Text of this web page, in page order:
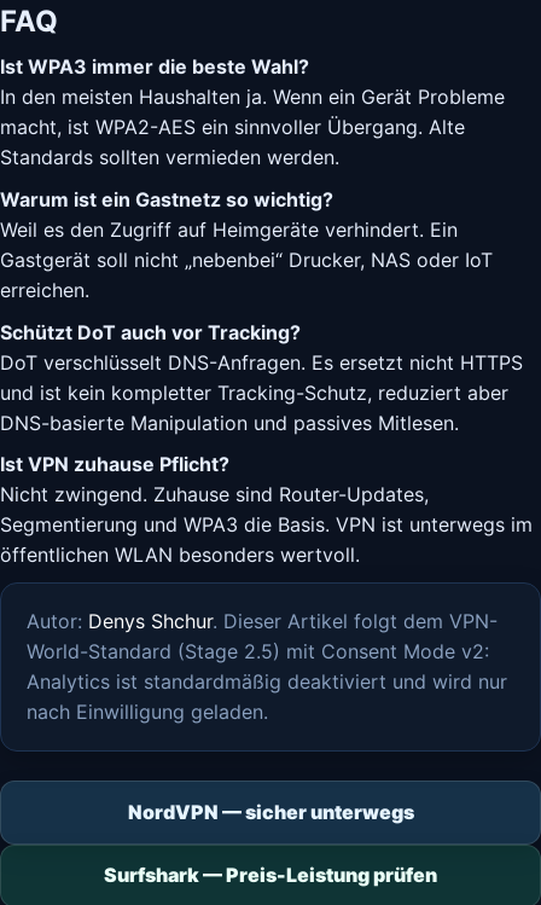
FAQ
Ist WPA3 immer die beste Wahl?
In den meisten Haushalten ja. Wenn ein Gerät Probleme
macht, ist WPA2-AES ein sinnvoller Übergang. Alte
Standards sollten vermieden werden.
Warum ist ein Gastnetz so wichtig?
Weil es den Zugriff auf Heimgeräte verhindert. Ein
Gastgerät soll nicht „nebenbei“ Drucker, NAS oder IoT
erreichen.
Schützt DoT auch vor Tracking?
DoT verschlüsselt DNS-Anfragen. Es ersetzt nicht HTTPS
und ist kein kompletter Tracking-Schutz, reduziert aber
DNS-basierte Manipulation und passives Mitlesen.
Ist VPN zuhause Pflicht?
Nicht zwingend. Zuhause sind Router-Updates,
Segmentierung und WPA3 die Basis. VPN ist unterwegs im
öffentlichen WLAN besonders wertvoll.
Autor: Denys Shchur. Dieser Artikel folgt dem VPN-
World-Standard (Stage 2.5) mit Consent Mode v2:
Analytics ist standardmäßig deaktiviert und wird nur
nach Einwilligung geladen.
NordVPN — sicher unterwegs
Surfshark — Preis-Leistung prüfen